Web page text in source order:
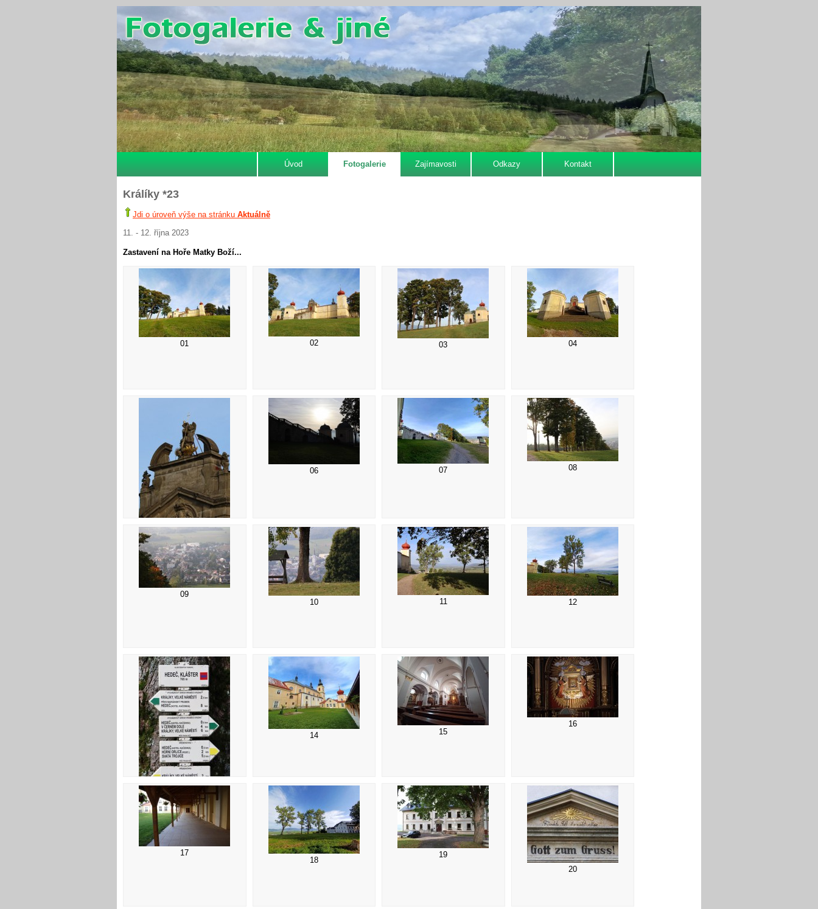
Úvod Fotogalerie Zajímavosti Odkazy Kontakt
Králíky *23
Jdi o úroveň výše na stránku Aktuálně
11. - 12. října 2023
Zastavení na Hoře Matky Boží...
01 02 03 04
05
06 07 08
09
10
11 12
13
14 15
16
17
18
19
20